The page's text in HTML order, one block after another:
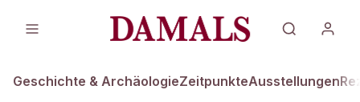
Geschichte & ArchäologieZeitpunkteAusstellungen